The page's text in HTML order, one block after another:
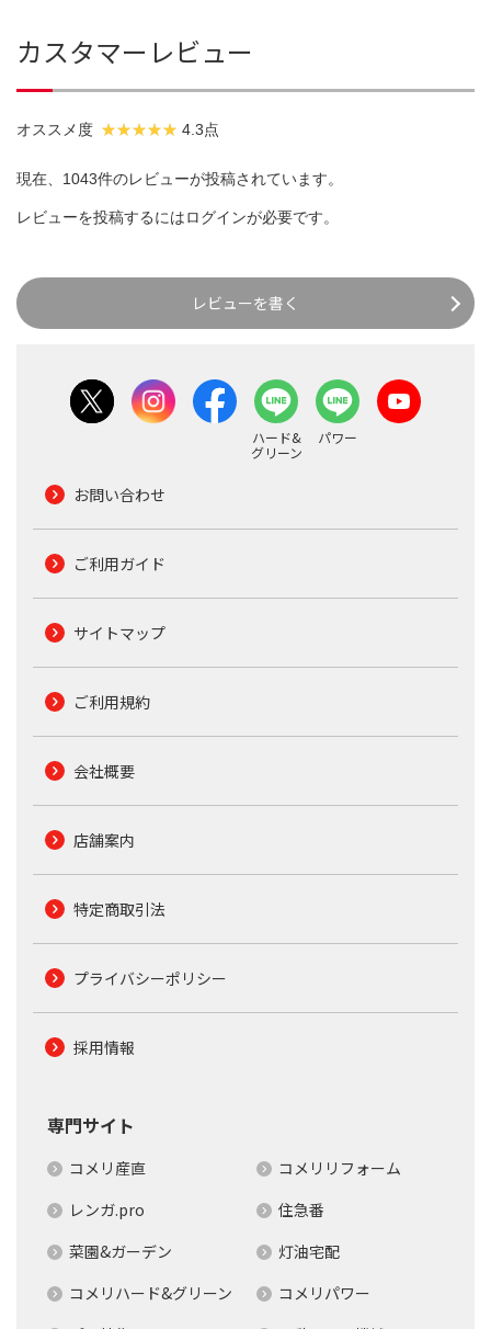
カスタマーレビュー
オススメ度 4.3点
現在、1043件のレビューが投稿されています。
レビューを投稿するにはログインが必要です。
レビューを書く
ハード&
グリーン
パワー
お問い合わせ
ご利用ガイド
サイトマップ
ご利用規約
会社概要
店舗案内
特定商取引法
プライバシーポリシー
採用情報
専門サイト
コメリ産直
コメリリフォーム
レンガ.pro
住急番
菜園&ガーデン
灯油宅配
コメリハード&グリーン
コメリパワー